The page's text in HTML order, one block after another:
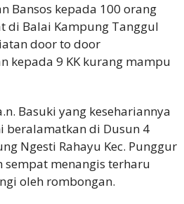
Bansos kepada 100 orang
di Balai Kampung Tanggul
door to door
kepada 9 KK kurang mampu
Basuki yang kesehariannya
beralamatkan di Dusun 4
Ngesti Rahayu Kec. Punggur
sempat menangis terharu
oleh rombongan.